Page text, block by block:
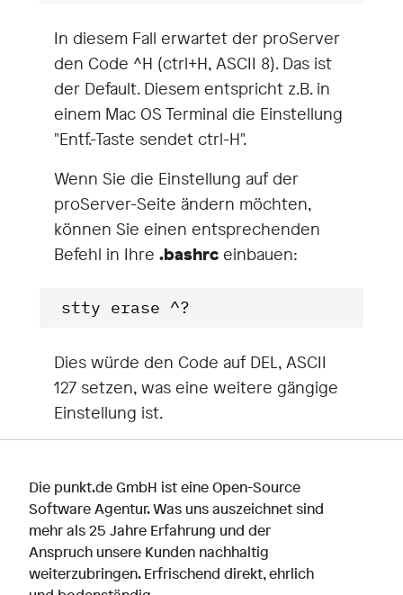
In diesem Fall erwartet der proServer
den Code ^H (ctrl+H, ASCII 8). Das ist
der Default. Diesem entspricht z.B. in
einem Mac OS Terminal die Einstellung
"Entf.-Taste sendet ctrl-H".
Wenn Sie die Einstellung auf der
proServer-Seite ändern möchten,
können Sie einen entsprechenden
Befehl in Ihre .bashrc einbauen:
Dies würde den Code auf DEL, ASCII
127 setzen, was eine weitere gängige
Einstellung ist.
Die punkt.de GmbH ist eine Open-Source
Software Agentur. Was uns auszeichnet sind
mehr als 25 Jahre Erfahrung und der
Anspruch unsere Kunden nachhaltig
weiterzubringen. Erfrischend direkt, ehrlich